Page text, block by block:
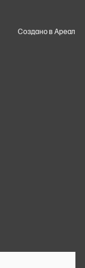
Cоздано в Ареал